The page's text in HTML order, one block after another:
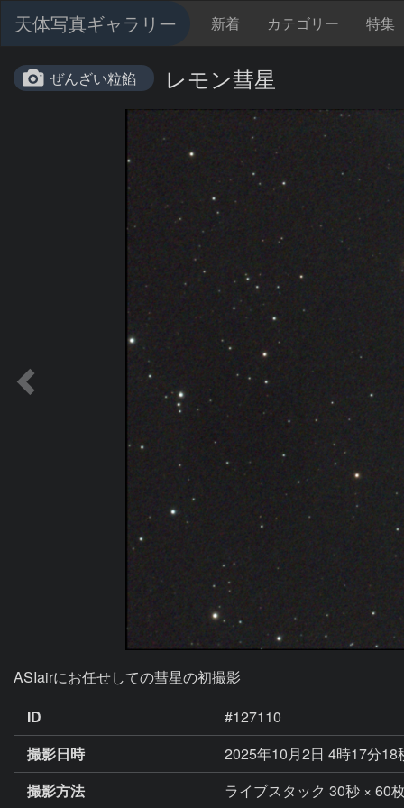
天体写真ギャラリー 新着 カテゴリー 特集
ぜんざい粒餡 レモン彗星
ID
#127110
撮影日時
2025年10月2日 4時17分18
撮影方法
ライブスタック 30秒 × 60